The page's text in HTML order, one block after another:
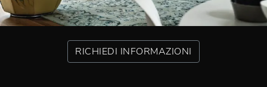
RICHIEDI INFORMAZIONI